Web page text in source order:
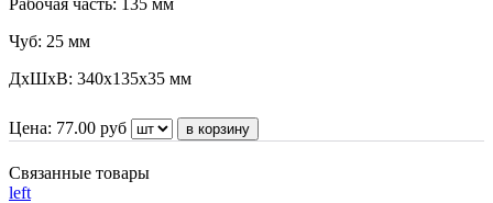
Чуб: 25 мм
ДxШxВ: 340x135x35 мм
Цена: 77.00 руб
Связанные товары
left